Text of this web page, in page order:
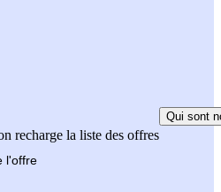
recharge la liste des offres
Qui sont
l'offre